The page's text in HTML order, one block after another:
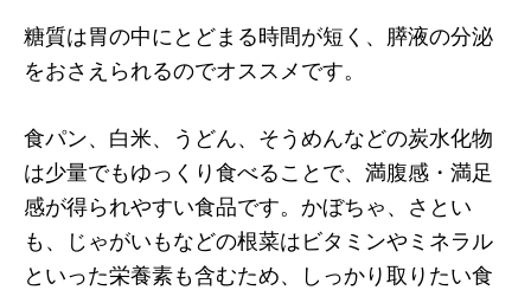
糖質は胃の中にとどまる時間が短く、膵液の分泌
をおさえられるのでオススメです。
食パン、白米、うどん、そうめんなどの炭水化物
は少量でもゆっくり食べることで、満腹感・満足
感が得られやすい食品です。かぼちゃ、さとい
も、じゃがいもなどの根菜はビタミンやミネラル
といった栄養素も含むため、しっかり取りたい食